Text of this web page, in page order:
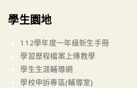
學生園地
112學年度一年級新生手冊
學習歷程檔案上傳教學
學生生涯輔導網
學校申訴專區(輔導室)